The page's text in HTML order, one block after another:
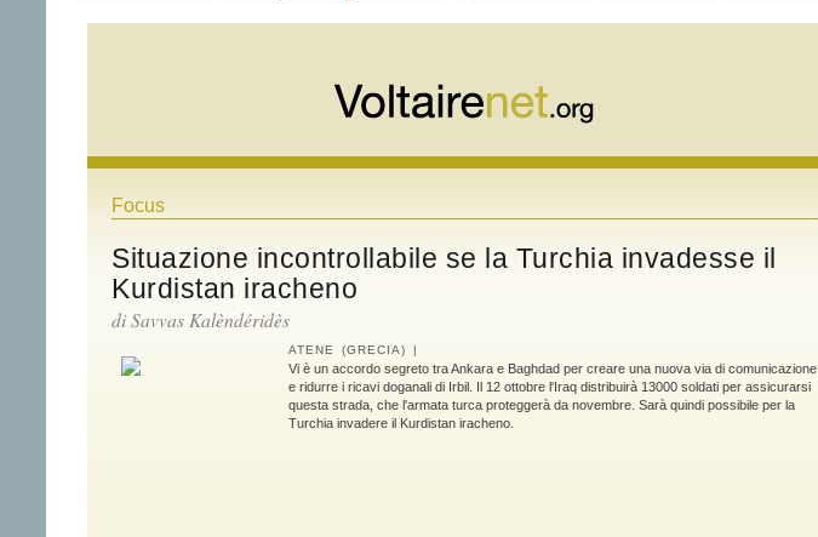
Focus
Situazione incontrollabile se la Turchia invadesse il
Kurdistan iracheno
diSavvas Kalèndéridès
ATENE (GRECIA) |
Vi è un accordo segreto tra Ankara e Baghdad per creare una nuova via di comunicazione
e ridurre i ricavi doganali di Irbil. Il 12 ottobre l'Iraq distribuirà 13000 soldati per assicurarsi
questa strada, che l'armata turca proteggerà da novembre. Sarà quindi possibile per la
Turchia invadere il Kurdistan iracheno.